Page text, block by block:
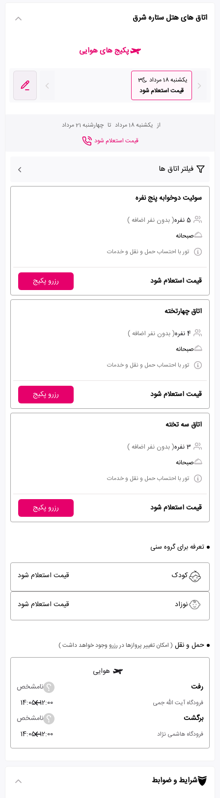
اتاق های هتل ستاره شرق
پکیج های هوایی
یکشنبه 18 مرداد
3
قیمت استعلام شود
از یکشنبه 18 مرداد تا چهارشنبه 21 مرداد
قیمت استعلام شود
فیلتر اتاق ها
سوئیت دوخوابه پنج نفره
5 نفره
( بدون نفر اضافه )
صبحانه
تور با احتساب حمل و نقل و خدمات
قیمت استعلام شود رزرو پکیج
اتاق چهارتخته
4 نفره
( بدون نفر اضافه )
صبحانه
تور با احتساب حمل و نقل و خدمات
قیمت استعلام شود رزرو پکیج
اتاق سه تخته
3 نفره
( بدون نفر اضافه )
صبحانه
تور با احتساب حمل و نقل و خدمات
قیمت استعلام شود رزرو پکیج
تعرفه برای گروه سنی
کودک قیمت استعلام شود
نوزاد قیمت استعلام شود
حمل و نقل ( امکان تغییر پروازها در رزرو وجود خواهد داشت )
هوایی
رفت
نامشخص
فرودگاه آیت الله جمی 12:00
14:05
برگشت
نامشخص
فرودگاه هاشمی نژاد 12:00
14:05
شرایط و ضوابط